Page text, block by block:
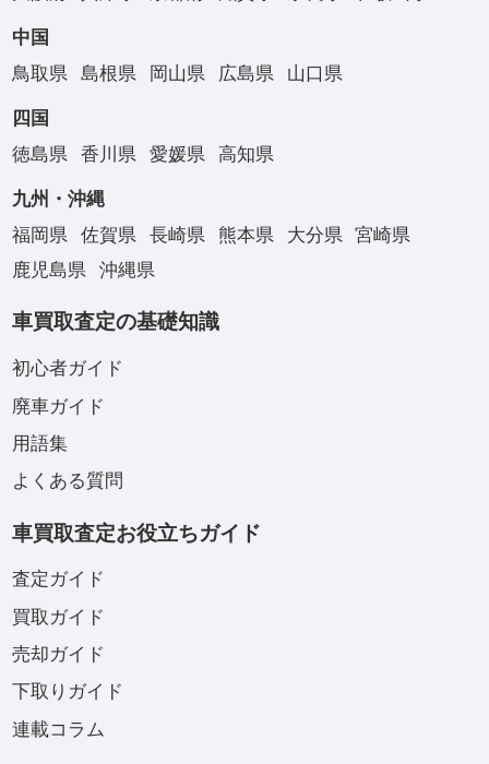
中国
鳥取県
島根県 岡山県 広島県 山口県
四国
徳島県
香川県 愛媛県 高知県
九州・沖縄
福岡県
佐賀県 長崎県 熊本県 大分県
宮崎県
鹿児島県
沖縄県
車買取査定の基礎知識
初心者ガイド
廃車ガイド
用語集
よくある質問
車買取査定お役立ちガイド
査定ガイド
買取ガイド
売却ガイド
下取りガイド
連載コラム